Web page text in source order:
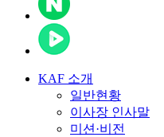
KAF 소개
일반현황
이사장 인사말
미션·비전